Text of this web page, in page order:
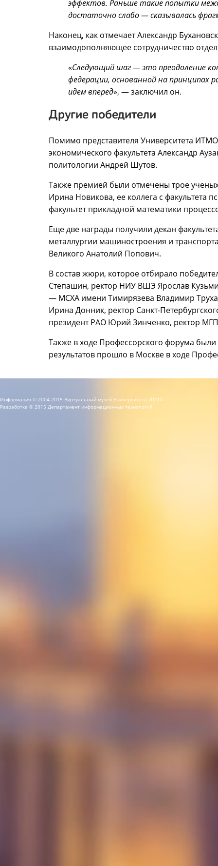
эффектов. Раньше такие попытки
достаточно слабо ― сказывалась
Наконец, как отмечает Александр
взаимодополняющее сотрудничество
«Следующий шаг―это преодоление
федерации, основанной на принципах
идем вперед», ― заключил он.
Другие победители
Помимо представителя Университета
экономического факультета Александр
политологии Андрей Шутов.
Также премией были отмечены трое
Ирина Новикова, ее коллега с факультета
факультет прикладной математики
Еще две награды получили декан
металлургии машиностроения и
Великого Анатолий Попович.
В состав жюри, которое отбирало
Степашин, ректор НИУ ВШЭ Ярослав
— МСХА имени Тимирязева Владимир
Ирина Донник, ректор Санкт-
президент РАО Юрий Зинченко, ректор
Также в ходе Профессорского форума
результатов прошло в Москве в ходе
Информация © 2004-2015 Виртуальный музей Университета ИТМО
Разработка © 2015 Департамент информационных технологий